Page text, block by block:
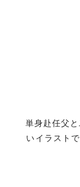
単身赴任父
いイラスト